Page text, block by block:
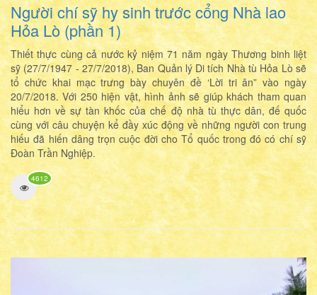
Người chí sỹ hy sinh trước cổng Nhà lao
Hỏa Lò (phần 1)
Thiết thực cùng cả nước kỷ niệm 71 năm ngày Thương binh liệt
sỹ (27/7/1947 - 27/7/2018), Ban Quản lý Di tích Nhà tù Hỏa Lò sẽ
tổ chức khai mạc trưng bày chuyên đề ‘Lời tri ân” vào ngày
20/7/2018. Với 250 hiện vật, hình ảnh sẽ giúp khách tham quan
hiểu hơn về sự tàn khốc của chế độ nhà tù thực dân, đế quốc
cùng với câu chuyện kể đầy xúc động về những người con trung
hiếu đã hiến dâng trọn cuộc đời cho Tổ quốc trong đó có chí sỹ
Đoàn Trần Nghiệp.
4612